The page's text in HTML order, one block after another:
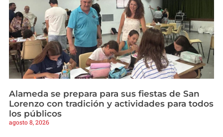
Alameda se prepara para sus fiestas de San
Lorenzo con tradición y actividades para todos
los públicos
agosto 8, 2026